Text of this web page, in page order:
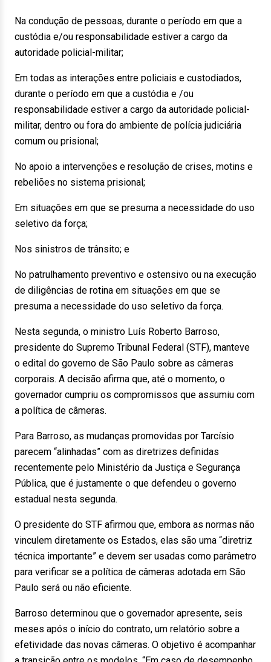
Na condução de pessoas, durante o período em que a
custódia e/ou responsabilidade estiver a cargo da
autoridade policial-militar;
Em todas as interações entre policiais e custodiados,
durante o período em que a custódia e /ou
responsabilidade estiver a cargo da autoridade policial-
militar, dentro ou fora do ambiente de polícia judiciária
comum ou prisional;
No apoio a intervenções e resolução de crises, motins e
rebeliões no sistema prisional;
Em situações em que se presuma a necessidade do uso
seletivo da força;
Nos sinistros de trânsito; e
No patrulhamento preventivo e ostensivo ou na execução
de diligências de rotina em situações em que se
presuma a necessidade do uso seletivo da força.
Nesta segunda, o ministro Luís Roberto Barroso,
presidente do Supremo Tribunal Federal (STF), manteve
o edital do governo de São Paulo sobre as câmeras
corporais. A decisão afirma que, até o momento, o
governador cumpriu os compromissos que assumiu com
a política de câmeras.
Para Barroso, as mudanças promovidas por Tarcísio
parecem “alinhadas” com as diretrizes definidas
recentemente pelo Ministério da Justiça e Segurança
Pública, que é justamente o que defendeu o governo
estadual nesta segunda.
O presidente do STF afirmou que, embora as normas não
vinculem diretamente os Estados, elas são uma “diretriz
técnica importante” e devem ser usadas como parâmetro
para verificar se a política de câmeras adotada em São
Paulo será ou não eficiente.
Barroso determinou que o governador apresente, seis
meses após o início do contrato, um relatório sobre a
efetividade das novas câmeras. O objetivo é acompanhar